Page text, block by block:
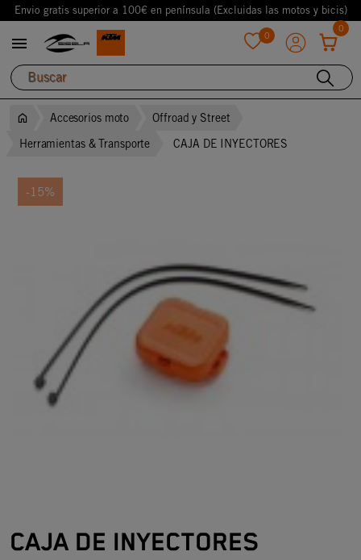
Envio gratis superior a 100€ en península (Excluidas las motos y bicis)
 0
0
Accesorios moto
Offroad y Street
Herramientas & Transporte
CAJA DE INYECTORES
-15%
CAJA DE INYECTORES